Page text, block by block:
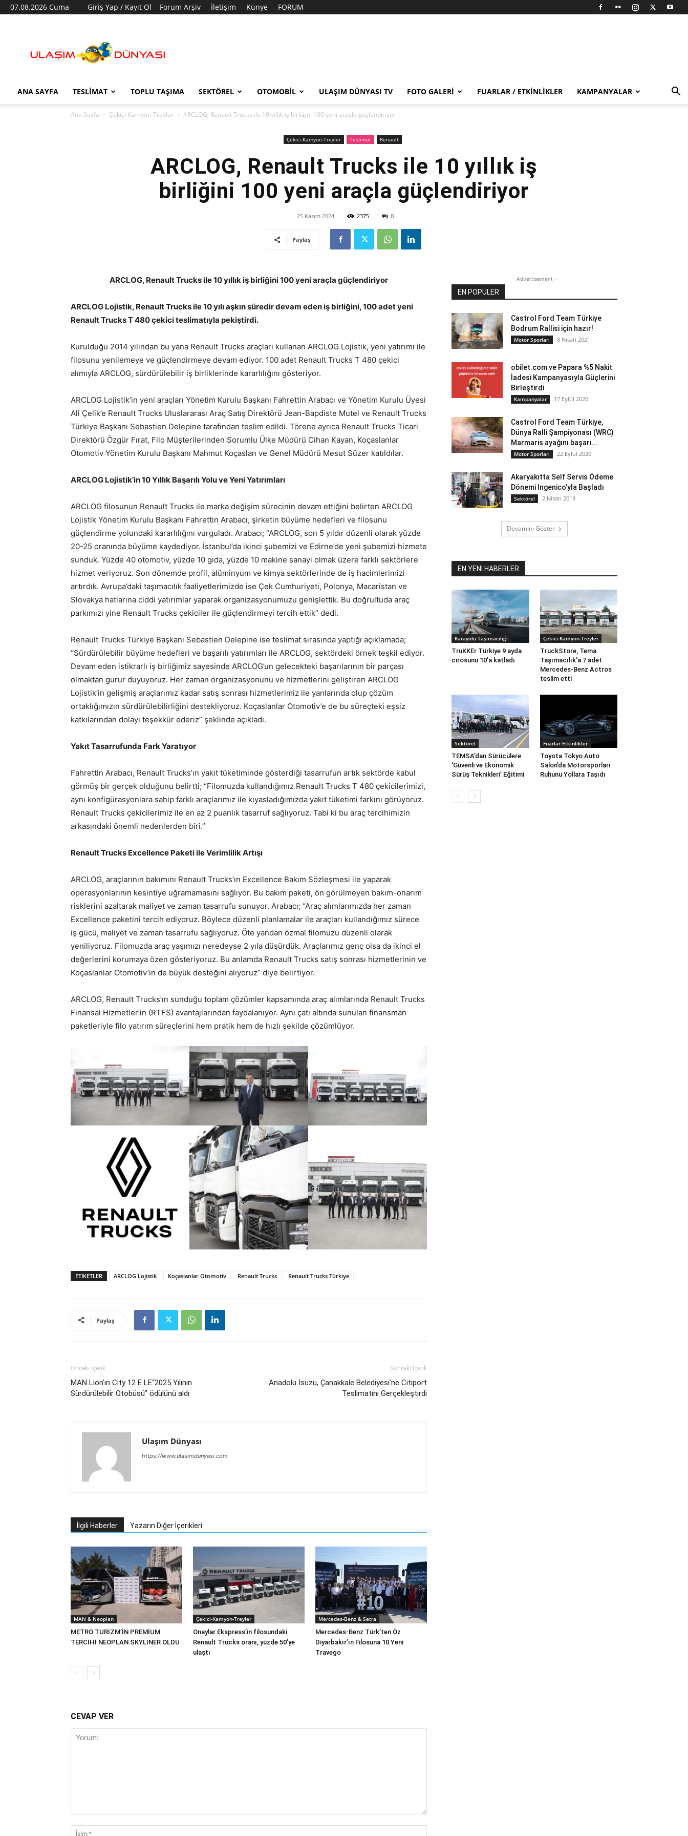
07.08.2026 Cuma Giriş Yap / Kayıt Ol Forum Arşiv İletişim Künye FORUM
Dünyası
ANA SAYFA TESLIMAT TOPLU TAŞIMA SEKTÖREL OTOMOBIL ULAŞIM DÜNYASI TV FOTO GALERI FUARLAR / ETKINLIKLER KAMPANYALAR
Ana Sayfa Çekici-Kamyon-Treyler ARCLOG, Renault Trucks ile 10 yıllık iş birliğini 100 yeni araçla güçlendiriyor
Çekici-Kamyon-Treyler Teslimat Renault
ARCLOG, Renault Trucks ile 10 yıllık iş
birliğini 100 yeni araçla güçlendiriyor
25 Kasım 2024 2375 0
Paylaş
ARCLOG, Renault Trucks ile 10 yıllık iş birliğini 100 yeni araçla güçlendiriyor
ARCLOG Lojistik, Renault Trucks ile 10 yılı aşkın süredir devam eden iş birliğini, 100 adet yeni
Renault Trucks T 480 çekici teslimatıyla pekiştirdi.
Kurulduğu 2014 yılından bu yana Renault Trucks araçları kullanan ARCLOG Lojistik, yeni yatırımı ile
filosunu yenilemeye ve güçlendirmeye devam ediyor. 100 adet Renault Trucks T 480 çekici
alımıyla ARCLOG, sürdürülebilir iş birliklerinde kararlılığını gösteriyor.
ARCLOG Lojistik’in yeni araçları Yönetim Kurulu Başkanı Fahrettin Arabacı ve Yönetim Kurulu Üyesi
Ali Çelik’e Renault Trucks Uluslararası Araç Satış Direktörü Jean-Bapdiste Mutel ve Renault Trucks
Türkiye Başkanı Sebastien Delepine tarafından teslim edildi. Törene ayrıca Renault Trucks Ticari
Direktörü Özgür Fırat, Filo Müşterilerinden Sorumlu Ülke Müdürü Cihan Kayan, Koçaslanlar
Otomotiv Yönetim Kurulu Başkanı Mahmut Koçaslan ve Genel Müdürü Mesut Süzer katıldılar.
ARCLOG Lojistik’in 10 Yıllık Başarılı Yolu ve Yeni Yatırımları
ARCLOG filosunun Renault Trucks ile marka değişim sürecinin devam ettiğini belirten ARCLOG
Lojistik Yönetim Kurulu Başkanı Fahrettin Arabacı, şirketin büyüme hedefleri ve filosunu
güçlendirme yolundaki kararlılığını vurguladı. Arabacı; “ARCLOG, son 5 yıldır düzenli olarak yüzde
20-25 oranında büyüme kaydediyor. İstanbul’da ikinci şubemizi ve Edirne’de yeni şubemizi hizmete
sunduk. Yüzde 40 otomotiv, yüzde 10 gıda, yüzde 10 makine sanayi olmak üzere farklı sektörlere
hizmet veriyoruz. Son dönemde profil, alüminyum ve kimya sektörlerinde de iş hacimlerimizi
artırdık. Avrupa’daki taşımacılık faaliyetlerimizde ise Çek Cumhuriyeti, Polonya, Macaristan ve
Slovakya hatlarına ciddi yatırımlar yaparak organizasyonumuzu genişlettik. Bu doğrultuda araç
parkımızı yine Renault Trucks çekiciler ile güçlendirmeyi tercih ettik” dedi.
Renault Trucks Türkiye Başkanı Sebastien Delepine ise teslimat sırasında yaptığı açıklamada;
“Sürdürülebilir büyüme hedefleri ve başarılı yatırımları ile ARCLOG, sektördeki örnek teşkil ediyor.
Devam eden istikrarlı iş birliğimiz sayesinde ARCLOG’un gelecekteki başarılarının bir parçası
olmaktan gurur duyuyoruz. Her zaman organizasyonunu ve hizmetlerini geliştiren ARCLOG
Lojistik’in gelişmiş araçlarımız kadar satış sonrası hizmetlerimiz ile yanlarında olup çözüm
ortaklığımızın sürdürülebilirliğini destekliyoruz. Koçaslanlar Otomotiv’e de bu süreçteki eşsiz
katkılarından dolayı teşekkür ederiz” şeklinde açıkladı.
Yakıt Tasarrufunda Fark Yaratıyor
Fahrettin Arabacı, Renault Trucks’ın yakıt tüketiminde gösterdiği tasarrufun artık sektörde kabul
görmüş bir gerçek olduğunu belirtti; “Filomuzda kullandığımız Renault Trucks T 480 çekicilerimizi,
aynı konfigürasyonlara sahip farklı araçlarımız ile kıyasladığımızda yakıt tüketimi farkını görüyoruz.
Renault Trucks çekicilerimiz ile en az 2 puanlık tasarruf sağlıyoruz. Tabi ki bu araç tercihimizin
arkasındaki önemli nedenlerden biri.”
Renault Trucks Excellence Paketi ile Verimlilik Artışı
ARCLOG, araçlarının bakımını Renault Trucks’ın Excellence Bakım Sözleşmesi ile yaparak
operasyonlarının kesintiye uğramamasını sağlıyor. Bu bakım paketi, ön görülmeyen bakım-onarım
risklerini azaltarak maliyet ve zaman tasarrufu sunuyor. Arabacı; “Araç alımlarımızda her zaman
Excellence paketini tercih ediyoruz. Böylece düzenli planlamalar ile araçları kullandığımız sürece
iş gücü, maliyet ve zaman tasarrufu sağlıyoruz. Öte yandan özmal filomuzu düzenli olarak
yeniliyoruz. Filomuzda araç yaşımızı neredeyse 2 yıla düşürdük. Araçlarımız genç olsa da ikinci el
değerlerini korumaya özen gösteriyoruz. Bu anlamda Renault Trucks satış sonrası hizmetlerinin ve
Koçaslanlar Otomotiv’in de büyük desteğini alıyoruz” diye belirtiyor.
ARCLOG, Renault Trucks’ın sunduğu toplam çözümler kapsamında araç alımlarında Renault Trucks
Finansal Hizmetler’in (RTFS) avantajlarından faydalanıyor. Aynı çatı altında sunulan finansman
paketleriyle filo yatırım süreçlerini hem pratik hem de hızlı şekilde çözümlüyor.
ETIKETLER ARCLOG Lojistik Koçaslanlar Otomotiv Renault Trucks Renault Trucks Türkiye
Paylaş
Önceki İçerik
MAN Lion’ın City 12 E LE“2025 Yılının
Sürdürülebilir Otobüsü” ödülünü aldı
Sonraki İçerik
Anadolu Isuzu, Çanakkale Belediyesi’ne Citiport
Teslimatını Gerçekleştirdi
Ulaşım Dünyası
https://www.ulasimdunyasi.com
İlgili Haberler Yazarın Diğer İçerikleri
MAN & Neoplan
METRO TURİZM’İN PREMİUM
TERCİHİ NEOPLAN SKYLINER OLDU
Çekici-Kamyon-Treyler
Onaylar Ekspress’in filosundaki
Renault Trucks oranı, yüzde 50’ye
ulaştı
Mercedes-Benz & Setra
Mercedes-Benz Türk’ten Öz
Diyarbakır’ın Filosuna 10 Yeni
Travego
CEVAP VER
- Advertisement -
EN POPÜLER
Castrol Ford Team Türkiye
Bodrum Rallisi için hazır!
Motor Sporları 8 Nisan 2021
obilet.com ve Papara %5 Nakit
İadesi Kampanyasıyla Güçlerini
Birleştirdi
Kampanyalar 17 Eylül 2020
Castrol Ford Team Türkiye,
Dünya Ralli Şampiyonası (WRC)
Marmaris ayağını başarı...
Motor Sporları 22 Eylül 2020
Akaryakıtta Self Servis Ödeme
Dönemi Ingenico’yla Başladı
Sektörel 2 Nisan 2019
Devamını Göster
EN YENİ HABERLER
Karayolu Taşımacılığı
TruKKEr Türkiye 9 ayda
cirosunu 10’a katladı
Çekici-Kamyon-Treyler
TruckStore, Tema
Taşımacılık’a 7 adet
Mercedes-Benz Actros
teslim etti
Sektörel
TEMSA’dan Sürücülere
‘Güvenli ve Ekonomik
Sürüş Teknikleri’ Eğitimi
Fuarlar Etkinlikler
Toyota Tokyo Auto
Salon’da Motorsporları
Ruhunu Yollara Taşıdı